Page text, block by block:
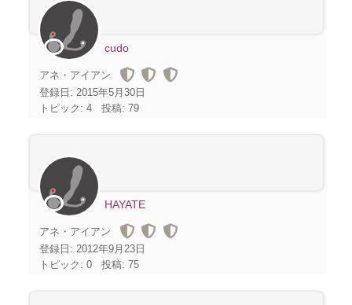
cudo
アネ・アイアン
登録日: 2015年5月30日
トピック: 4
投稿: 79
HAYATE
アネ・アイアン
登録日: 2012年9月23日
トピック: 0
投稿: 75